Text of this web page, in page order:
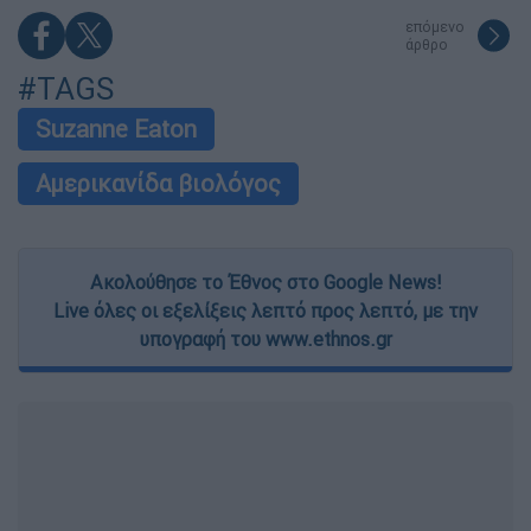
επόμενο
άρθρο
#TAGS
Suzanne Eaton
Αμερικανίδα βιολόγος
Ακολούθησε το Έθνος στο Google News!
Live όλες οι εξελίξεις λεπτό προς λεπτό, με την
υπογραφή του www.ethnos.gr